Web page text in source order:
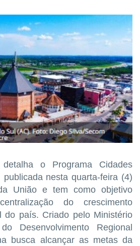
o Programa Cidades
publicada nesta quarta-feira (4)
União e tem como objetivo
do crescimento
do país. Criado pelo Ministério
Desenvolvimento Regional
busca alcançar as metas da